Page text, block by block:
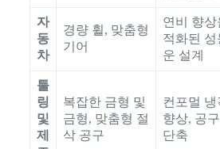
자
동
차
경량 휠, 맞춤형
기어
연비 향상
적화된 성
운 설계
툴
링
및
제
복잡한 금형 및
금형, 맞춤형 절
삭 공구
컨포멀
향상, 공
단축